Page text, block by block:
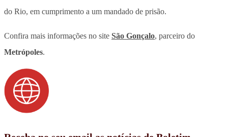
do Rio, em cumprimento a um mandado de prisão.
Confira mais informações no site São Gonçalo, parceiro do
Metrópoles.